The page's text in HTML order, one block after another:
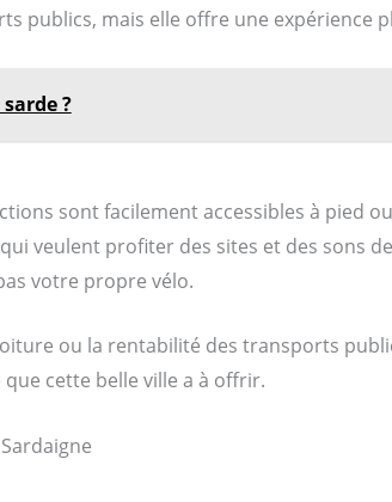
publics, mais elle offre une expérience
?
sont facilement accessibles à pied
veulent profiter des sites et des sons
votre propre vélo.
ou la rentabilité des transports
cette belle ville a à offrir.